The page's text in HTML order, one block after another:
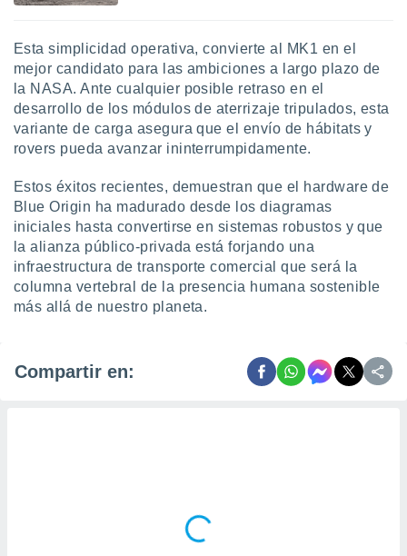
Esta simplicidad operativa, convierte al MK1 en el
mejor candidato para las ambiciones a largo plazo de
la NASA. Ante cualquier posible retraso en el
desarrollo de los módulos de aterrizaje tripulados, esta
variante de carga asegura que el envío de hábitats y
rovers pueda avanzar ininterrumpidamente.
Estos éxitos recientes, demuestran que el hardware de
Blue Origin ha madurado desde los diagramas
iniciales hasta convertirse en sistemas robustos y que
la alianza público-privada está forjando una
infraestructura de transporte comercial que será la
columna vertebral de la presencia humana sostenible
más allá de nuestro planeta.
Compartir en: